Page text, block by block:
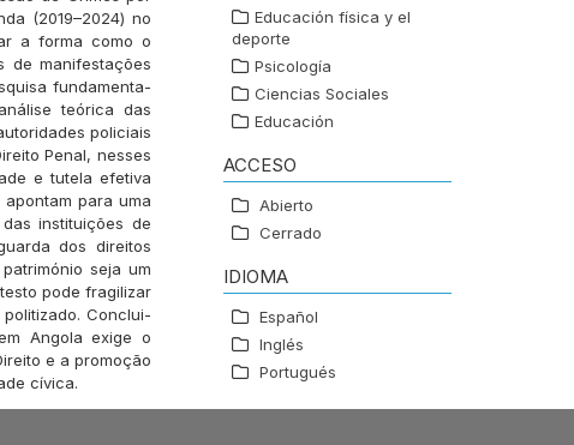
(2019–2024) no
a forma como o
de manifestações
fundamenta-
teórica das
policiais
Penal, nesses
e tutela efetiva
para uma
instituições de
dos direitos
seja um
pode fragilizar
Conclui-
Angola exige o
e a promoção
cívica.
Educación física y el
deporte
Psicología
Ciencias Sociales
Educación
ACCESO
Abierto
Cerrado
IDIOMA
Español
Inglés
Portugués